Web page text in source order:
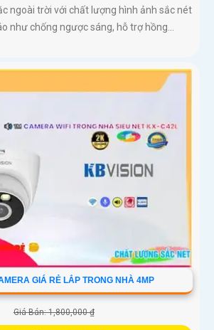
ngoài trời với chất lượng hình ảnh sắc nét
như chống ngược sáng, hỗ trợ hồng...
GIÁ RẺ LẮP TRONG NHÀ 4MP
Giá Bán: 1,800,000 ₫